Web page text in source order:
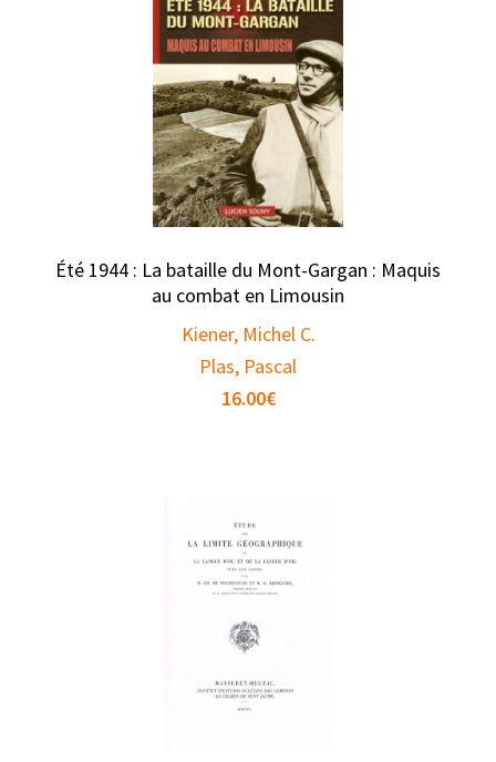
Été 1944 : La bataille du Mont-Gargan : Maquis
au combat en Limousin
Kiener, Michel C.
Plas, Pascal
16.00€